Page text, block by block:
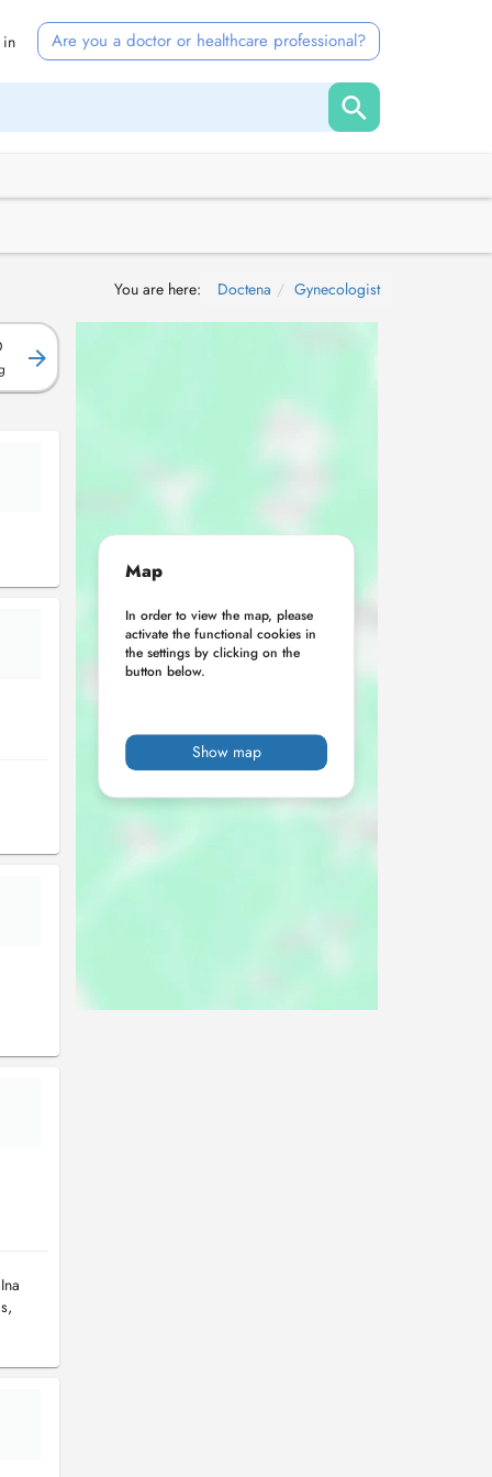
in Are you a doctor or healthcare professional?
You are here: Doctena Gynecologist
Map
In order to view the map, please
activate the functional cookies in
the settings by clicking on the
button below.
Show map